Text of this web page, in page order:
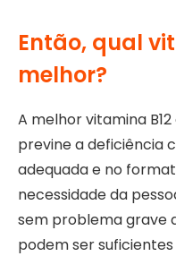
Então, qual
melhor?
A melhor vitamina
previne a deficiência
adequada e no
necessidade da
sem problema grave
podem ser